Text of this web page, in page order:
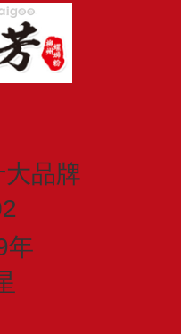
品牌
年